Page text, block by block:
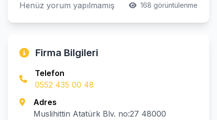
Henüz yorum yapılmamış 168 görüntülenme
Firma Bilgileri
Telefon
0552 435 00 48
Adres
Muslihittin Atatürk Blv. no:27 48000